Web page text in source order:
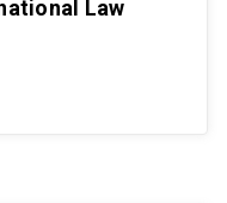
Law